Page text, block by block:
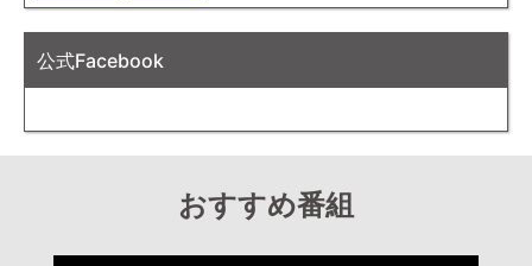
公式Facebook
おすすめ番組